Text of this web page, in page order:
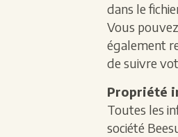
dans le
Vous
également
de suivre
Propriété
Toutes les
société